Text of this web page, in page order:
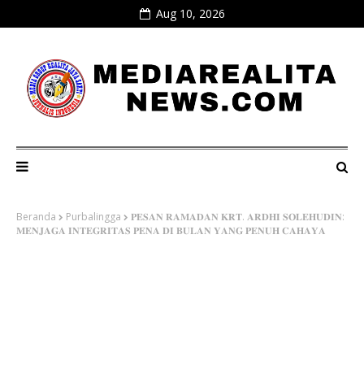
Aug 10, 2026
Beranda Purbalingga
​𝐏𝐄𝐒𝐀𝐍 𝐑𝐀𝐌𝐀𝐃𝐀𝐍 𝐊𝐑𝐓. 𝐀𝐑𝐃𝐇𝐈 𝐒𝐎𝐋𝐄𝐇𝐔𝐃𝐈𝐍:
𝐌𝐄𝐍𝐉𝐀𝐆𝐀 𝐈𝐍𝐓𝐄𝐆𝐑𝐈𝐓𝐀𝐒 𝐏𝐄𝐍𝐀 𝐃𝐈 𝐁𝐔𝐋𝐀𝐍 𝐘𝐀𝐍𝐆 𝐏𝐄𝐍𝐔𝐇 𝐂𝐀𝐇𝐀𝐘𝐀